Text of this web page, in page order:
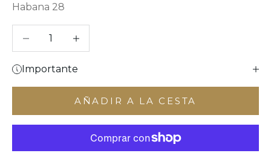
Habana 28
Reducir cantidad
Importante
AÑADIR A LA CESTA